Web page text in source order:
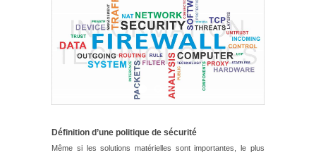
Définition d’une politique de sécurité
Même si les solutions matérielles sont importantes, le plus